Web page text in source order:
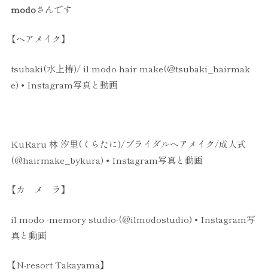
modoさんです
【ヘアメイク】
tsubaki(水上椿)/ il modo hair make(@tsubaki_hairmak
e) • Instagram写真と動画
KuRaru 林 汐里(くらたに)/ブライダルヘアメイク/成人式
(@hairmake_bykura) • Instagram写真と動画
【カ メ ラ】
il modo -memory studio-(@ilmodostudio) • Instagram写
真と動画
【N-resort Takayama】